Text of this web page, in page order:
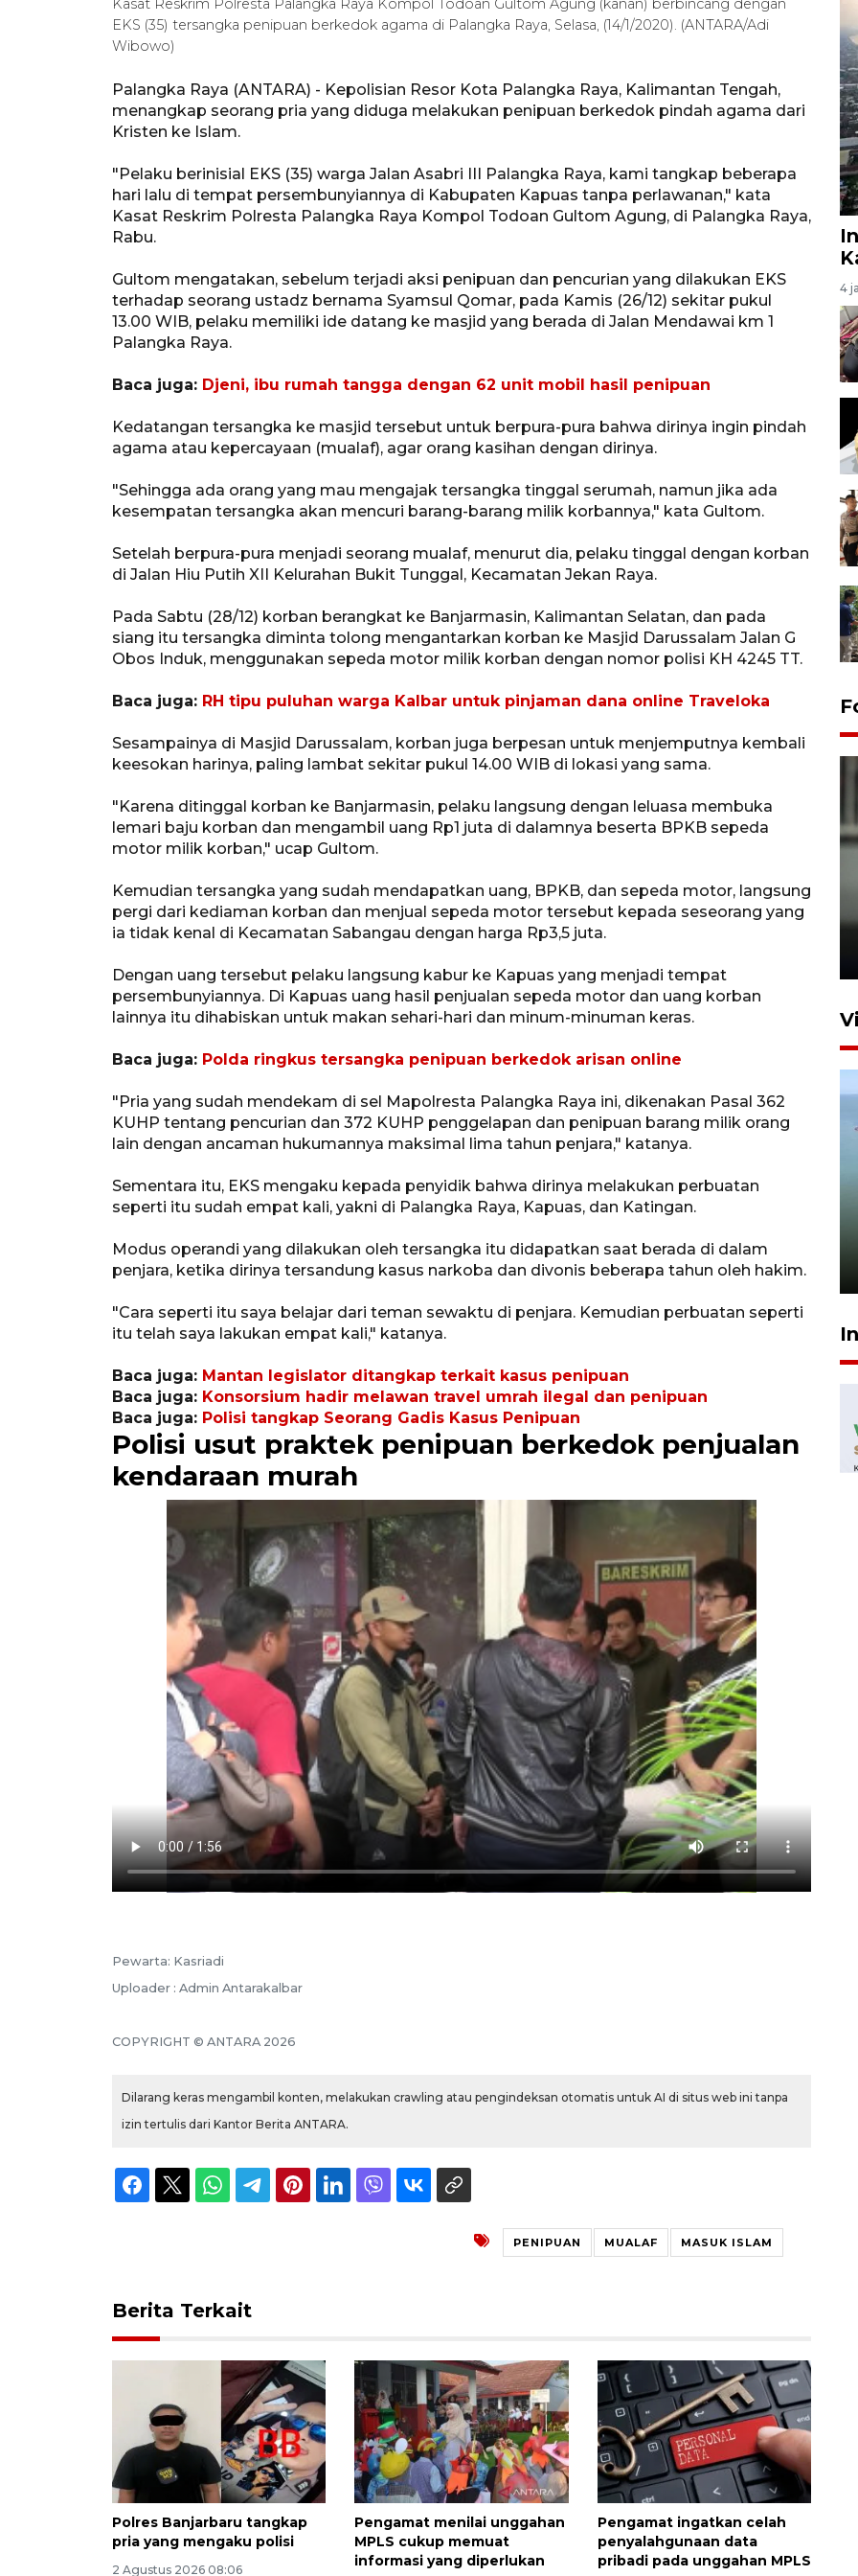
Kasat Reskrim Polresta Palangka Raya Kompol Todoan Gultom Agung (kanan) berbincang dengan
EKS (35) tersangka penipuan berkedok agama di Palangka Raya, Selasa, (14/1/2020). (ANTARA/Adi
Wibowo)
Palangka Raya (ANTARA) - Kepolisian Resor Kota Palangka Raya, Kalimantan Tengah,
menangkap seorang pria yang diduga melakukan penipuan berkedok pindah agama dari
Kristen ke Islam.
"Pelaku berinisial EKS (35) warga Jalan Asabri III Palangka Raya, kami tangkap beberapa
hari lalu di tempat persembunyiannya di Kabupaten Kapuas tanpa perlawanan," kata
Kasat Reskrim Polresta Palangka Raya Kompol Todoan Gultom Agung, di Palangka Raya,
Rabu.
Gultom mengatakan, sebelum terjadi aksi penipuan dan pencurian yang dilakukan EKS
terhadap seorang ustadz bernama Syamsul Qomar, pada Kamis (26/12) sekitar pukul
13.00 WIB, pelaku memiliki ide datang ke masjid yang berada di Jalan Mendawai km 1
Palangka Raya.
Baca juga: Djeni, ibu rumah tangga dengan 62 unit mobil hasil penipuan
Kedatangan tersangka ke masjid tersebut untuk berpura-pura bahwa dirinya ingin pindah
agama atau kepercayaan (mualaf), agar orang kasihan dengan dirinya.
"Sehingga ada orang yang mau mengajak tersangka tinggal serumah, namun jika ada
kesempatan tersangka akan mencuri barang-barang milik korbannya," kata Gultom.
Setelah berpura-pura menjadi seorang mualaf, menurut dia, pelaku tinggal dengan korban
di Jalan Hiu Putih XII Kelurahan Bukit Tunggal, Kecamatan Jekan Raya.
Pada Sabtu (28/12) korban berangkat ke Banjarmasin, Kalimantan Selatan, dan pada
siang itu tersangka diminta tolong mengantarkan korban ke Masjid Darussalam Jalan G
Obos Induk, menggunakan sepeda motor milik korban dengan nomor polisi KH 4245 TT.
Baca juga: RH tipu puluhan warga Kalbar untuk pinjaman dana online Traveloka
Sesampainya di Masjid Darussalam, korban juga berpesan untuk menjemputnya kembali
keesokan harinya, paling lambat sekitar pukul 14.00 WIB di lokasi yang sama.
"Karena ditinggal korban ke Banjarmasin, pelaku langsung dengan leluasa membuka
lemari baju korban dan mengambil uang Rp1 juta di dalamnya beserta BPKB sepeda
motor milik korban," ucap Gultom.
Kemudian tersangka yang sudah mendapatkan uang, BPKB, dan sepeda motor, langsung
pergi dari kediaman korban dan menjual sepeda motor tersebut kepada seseorang yang
ia tidak kenal di Kecamatan Sabangau dengan harga Rp3,5 juta.
Dengan uang tersebut pelaku langsung kabur ke Kapuas yang menjadi tempat
persembunyiannya. Di Kapuas uang hasil penjualan sepeda motor dan uang korban
lainnya itu dihabiskan untuk makan sehari-hari dan minum-minuman keras.
Baca juga: Polda ringkus tersangka penipuan berkedok arisan online
"Pria yang sudah mendekam di sel Mapolresta Palangka Raya ini, dikenakan Pasal 362
KUHP tentang pencurian dan 372 KUHP penggelapan dan penipuan barang milik orang
lain dengan ancaman hukumannya maksimal lima tahun penjara," katanya.
Sementara itu, EKS mengaku kepada penyidik bahwa dirinya melakukan perbuatan
seperti itu sudah empat kali, yakni di Palangka Raya, Kapuas, dan Katingan.
Modus operandi yang dilakukan oleh tersangka itu didapatkan saat berada di dalam
penjara, ketika dirinya tersandung kasus narkoba dan divonis beberapa tahun oleh hakim.
"Cara seperti itu saya belajar dari teman sewaktu di penjara. Kemudian perbuatan seperti
itu telah saya lakukan empat kali," katanya.
Baca juga: Mantan legislator ditangkap terkait kasus penipuan
Baca juga: Konsorsium hadir melawan travel umrah ilegal dan penipuan
Baca juga: Polisi tangkap Seorang Gadis Kasus Penipuan
Polisi usut praktek penipuan berkedok penjualan
kendaraan murah
Pewarta: Kasriadi
Uploader : Admin Antarakalbar
COPYRIGHT © ANTARA 2026
Dilarang keras mengambil konten, melakukan crawling atau pengindeksan otomatis untuk AI di situs web ini tanpa
izin tertulis dari Kantor Berita ANTARA.
PENIPUAN MUALAF MASUK ISLAM
Berita Terkait
Polres Banjarbaru tangkap
pria yang mengaku polisi
2 Agustus 2026 08:06
Pengamat menilai unggahan
MPLS cukup memuat
informasi yang diperlukan
Pengamat ingatkan celah
penyalahgunaan data
pribadi pada unggahan MPLS
4
Karhutla Kalimantan Barat
terluas di Indonesia
Optimalkan aset negara,
Bulog luncurkan kawasan
bisnis di Pontianak
22 Juli 2026 17:09